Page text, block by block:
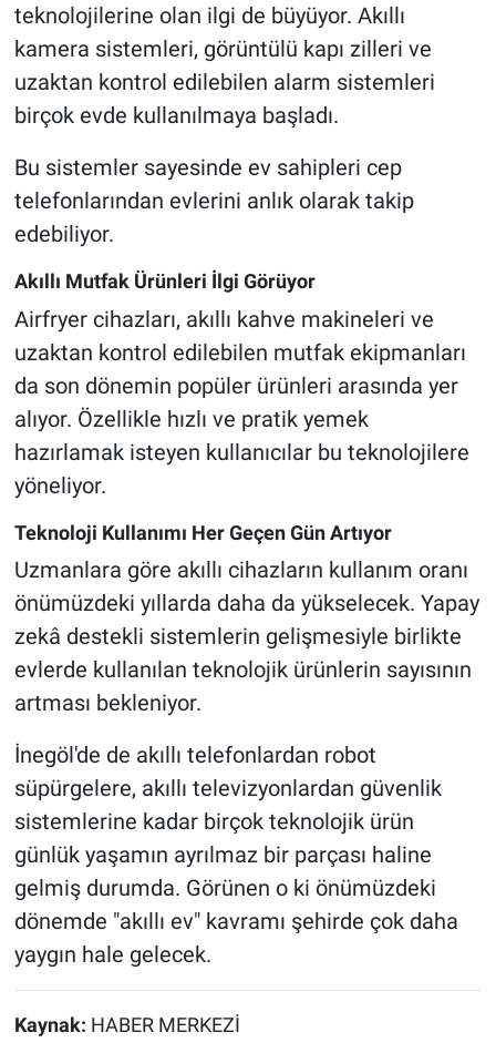
teknolojilerine olan ilgi de büyüyor. Akıllı
kamera sistemleri, görüntülü kapı zilleri ve
uzaktan kontrol edilebilen alarm sistemleri
birçok evde kullanılmaya başladı.
Bu sistemler sayesinde ev sahipleri cep
telefonlarından evlerini anlık olarak takip
edebiliyor.
Akıllı Mutfak Ürünleri İlgi Görüyor
Airfryer cihazları, akıllı kahve makineleri ve
uzaktan kontrol edilebilen mutfak ekipmanları
da son dönemin popüler ürünleri arasında yer
alıyor. Özellikle hızlı ve pratik yemek
hazırlamak isteyen kullanıcılar bu teknolojilere
yöneliyor.
Teknoloji Kullanımı Her Geçen Gün Artıyor
Uzmanlara göre akıllı cihazların kullanım oranı
önümüzdeki yıllarda daha da yükselecek. Yapay
zekâ destekli sistemlerin gelişmesiyle birlikte
evlerde kullanılan teknolojik ürünlerin sayısının
artması bekleniyor.
İnegöl'de de akıllı telefonlardan robot
süpürgelere, akıllı televizyonlardan güvenlik
sistemlerine kadar birçok teknolojik ürün
günlük yaşamın ayrılmaz bir parçası haline
gelmiş durumda. Görünen o ki önümüzdeki
dönemde "akıllı ev" kavramı şehirde çok daha
yaygın hale gelecek.
Kaynak: HABER MERKEZİ